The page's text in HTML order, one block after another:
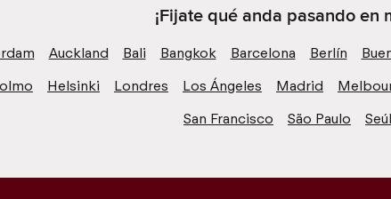
¡Fijate qué anda pasando
Auckland Bali Bangkok Barcelona Berlín
Helsinki Londres Los Ángeles Madrid
San Francisco
São Paulo Seúl